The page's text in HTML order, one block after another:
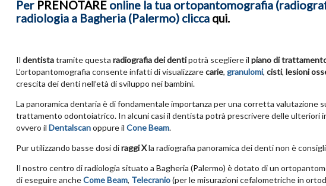
Per PRENOTAREonline la tua ortopantomografia
radiologia a Bagheria (Palermo) clicca qui.
Il dentistatramite questa radiografia dei dentipotrà scegliere il piano di
L’ortopantomografia consente infatti di visualizzarecarie, granulomi, cisti, lesioni
crescita dei denti nell’età di sviluppo nei bambini.
La panoramica dentaria è di fondamentale importanza per una corretta
trattamento odontoiatrico. In alcuni casi il dentista potrà prescrivere delle ulteriori
ovvero il Dentalscanoppure il Cone Beam.
Pur utilizzando basse dosi diraggi Xla radiografia panoramica dei denti non è
Il nostro centro di radiologia situato a Bagheria (Palermo) è dotato di un
di eseguire ancheCome Beam, Telecranio(per le misurazioni cefalometriche in